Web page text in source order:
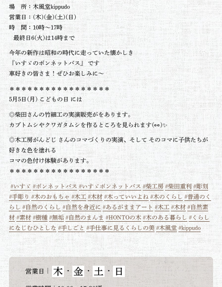
場 所：木風堂kippudo
営業日：(木)(金)(土)(日)
時 間：10時～17時
最終日6(火)は14時まで
今年の新作は昭和の時代に走っていた懐かしき
『いすゞのボンネットバス』 です
車好きの皆さま！ぜひお楽しみに〜
＊＊＊＊＊＊＊＊＊＊＊＊＊＊＊＊＊
5月5日(月) こどもの日 には
◎柴田さんの竹細工の実演販売がをあります。
カブトムシやクワガタムシを作るところを見られます(👀)✨
◎木工房がんどじ さんのコマづくりの実演、そして そのコマに子供たちが
好きな色を塗れる
コマの色付け体験があります。
＊＊＊＊＊＊＊＊＊＊＊＊＊＊＊＊＊
#いすゞ #ボンネットバス #いすゞボンネットバス #柴工房 #柴田重利 #彫刻
#手彫り #木のおもちゃ #木工 #木材 #木っていいよね #木のくらし #普通のく
らし #自然のくらし #自然を身近に #あるがままアート #木工 #木材 #自然素
材 #素材 #樹種 #無垢 #自然のまんま #HONTOの木 #木のある暮らし #くらし
になじむひとしな #手しごと #手仕事に見るくらしの美 #木風堂 #kippudo
営業日 木 ・ 金 ・ 土 ・ 日